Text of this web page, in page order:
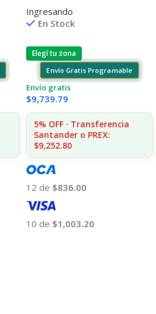
2.000 COPIAS
Ingresando
En Stock
Elegí tu zona
Envío Gratis Programable
Envío gratis
$9,739.79
5% OFF · Transferencia
Santander o PREX:
$9,252.80
12 de $836.00
10 de $1,003.20